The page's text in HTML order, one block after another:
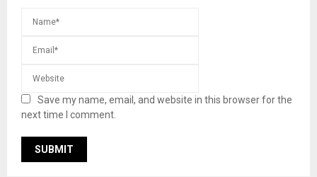
Save my name, email, and website in this browser for the
next time I comment.